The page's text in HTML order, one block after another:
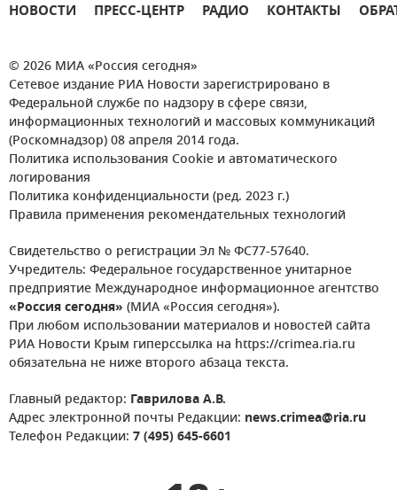
НОВОСТИ ПРЕСС-ЦЕНТР РАДИО КОНТАКТЫ
© 2026 МИА «Россия сегодня»
Сетевое издание РИА Новости зарегистрировано в
Федеральной службе по надзору в сфере связи,
информационных технологий и массовых коммуникаций
(Роскомнадзор) 08 апреля 2014 года.
Политика использования Cookie и автоматического
логирования
Политика конфиденциальности (ред. 2023 г.)
Правила применения рекомендательных технологий
Свидетельство о регистрации Эл № ФС77-57640.
Учредитель: Федеральное государственное унитарное
предприятие Международное информационное агентство
«Россия сегодня» (МИА «Россия сегодня»).
При любом использовании материалов и новостей сайта
РИА Новости Крым гиперссылка на https://crimea.ria.ru
обязательна не ниже второго абзаца текста.
Главный редактор: Гаврилова А.В.
Адрес электронной почты Редакции: news.crimea@ria.ru
Телефон Редакции: 7 (495) 645-6601